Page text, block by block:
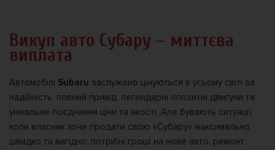
Викуп авто Субару – миттєва
виплата
Автомобілі Subaru заслужено цінуються в усьому світі за
надійність, повний привід, легендарні опозитні двигуни та
унікальне поєднання ціни та якості. Але бувають ситуації,
коли власник хоче продати свою «Субару» максимально
швидко та вигідно: потрібні гроші на нове авто, ремонт